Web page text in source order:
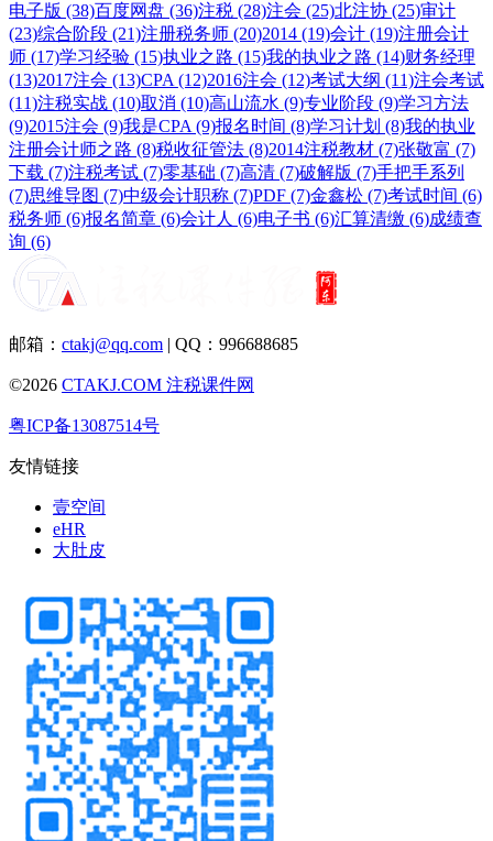
电子版 (38)百度网盘 (36)注税 (28)注会 (25)北注协 (25)审计
(23)综合阶段 (21)注册税务师 (20)2014 (19)会计 (19)注册会计
师 (17)学习经验 (15)执业之路 (15)我的执业之路 (14)财务经理
(13)2017注会 (13)CPA (12)2016注会 (12)考试大纲 (11)注会考试
(11)注税实战 (10)取消 (10)高山流水 (9)专业阶段 (9)学习方法
(9)2015注会 (9)我是CPA (9)报名时间 (8)学习计划 (8)我的执业
注册会计师之路 (8)税收征管法 (8)2014注税教材 (7)张敬富 (7)
下载 (7)注税考试 (7)零基础 (7)高清 (7)破解版 (7)手把手系列
(7)思维导图 (7)中级会计职称 (7)PDF (7)金鑫松 (7)考试时间 (6)
税务师 (6)报名简章 (6)会计人 (6)电子书 (6)汇算清缴 (6)成绩查
询 (6)
邮箱： ctakj@qq.com | QQ：996688685
©2026 CTAKJ.COM 注税课件网
粤ICP备13087514号
友情链接
壹空间
eHR
大肚皮